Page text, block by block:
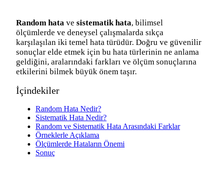
Random hata ve sistematik hata, bilimsel
ölçümlerde ve deneysel çalışmalarda sıkça
karşılaşılan iki temel hata türüdür. Doğru ve güvenilir
sonuçlar elde etmek için bu hata türlerinin ne anlama
geldiğini, aralarındaki farkları ve ölçüm sonuçlarına
etkilerini bilmek büyük önem taşır.
İçindekiler
Random Hata Nedir?
Sistematik Hata Nedir?
Random ve Sistematik Hata Arasındaki Farklar
Örneklerle Açıklama
Ölçümlerde Hataların Önemi
Sonuç